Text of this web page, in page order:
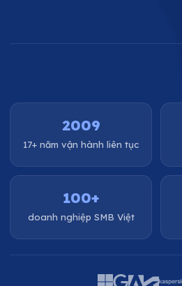
2009
17+ năm vận hành liên tục
100+
doanh nghiệp SMB Việt